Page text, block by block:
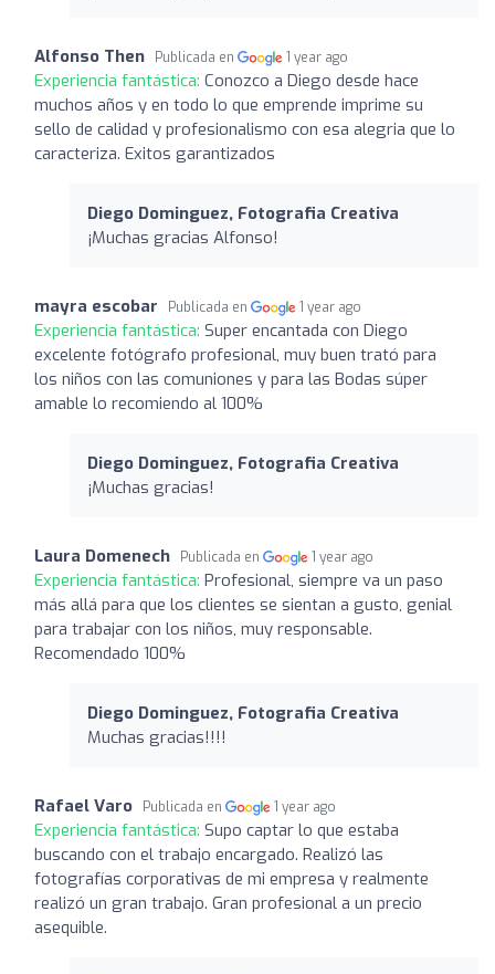
Alfonso Then Publicada en 1 year ago
Experiencia fantástica: Conozco a Diego desde hace
muchos años y en todo lo que emprende imprime su
sello de calidad y profesionalismo con esa alegria que lo
caracteriza. Exitos garantizados
Diego Dominguez, Fotografia Creativa
¡Muchas gracias Alfonso!
mayra escobar Publicada en 1 year ago
Experiencia fantástica: Super encantada con Diego
excelente fotógrafo profesional, muy buen trató para
los niños con las comuniones y para las Bodas súper
amable lo recomiendo al 100%
Diego Dominguez, Fotografia Creativa
¡Muchas gracias!
Laura Domenech Publicada en 1 year ago
Experiencia fantástica: Profesional, siempre va un paso
más allá para que los clientes se sientan a gusto, genial
para trabajar con los niños, muy responsable.
Recomendado 100%
Diego Dominguez, Fotografia Creativa
Muchas gracias!!!!
Rafael Varo Publicada en 1 year ago
Experiencia fantástica: Supo captar lo que estaba
buscando con el trabajo encargado. Realizó las
fotografías corporativas de mi empresa y realmente
realizó un gran trabajo. Gran profesional a un precio
asequible.